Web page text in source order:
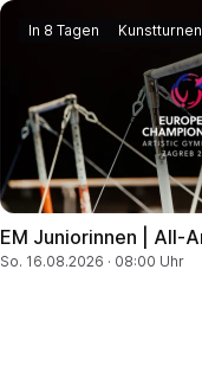
In 8 Tagen Kunstturnen
EM Juniorinnen | All-
So. 16.08.2026 · 08:00 Uhr